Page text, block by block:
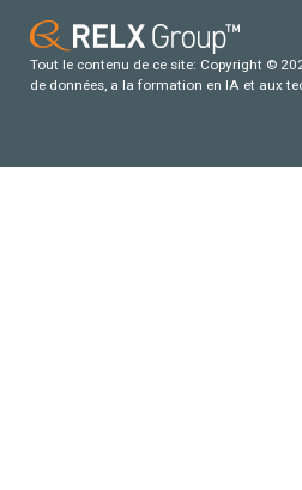
Tout le contenu de ce site: Copyright ©
de données, a la formation en IA et aux